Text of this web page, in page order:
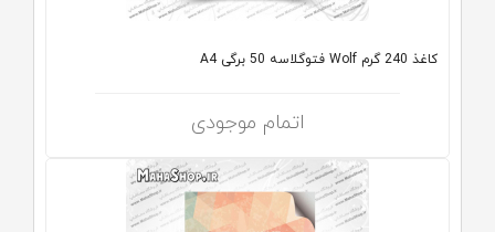
کاغذ 240 گرم Wolf فتوگلاسه 50 برگی A4
اتمام موجودی